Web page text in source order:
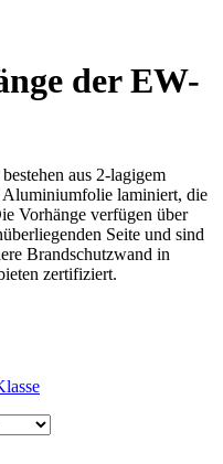
der EW-
aus 2-lagigem
Aluminiumfolie laminiert, die
Vorhänge verfügen über
Seite und sind
Brandschutzwand in
zertifiziert.